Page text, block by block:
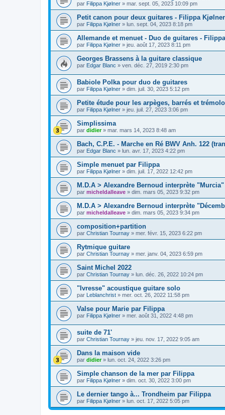
par Filippa Kjølner » mar. sept. 05, 2023 10:09 pm
Petit canon pour deux guitares - Filippa Kjølner
par Filippa Kjølner » lun. sept. 04, 2023 8:18 pm
Allemande et menuet - Duo de guitares -
par Filippa Kjølner » jeu. août 17, 2023 8:11 pm
Georges Brassens à la guitare classique
par Edgar Blanc » ven. déc. 27, 2019 2:30 pm
Babiole Polka pour duo de guitares
par Filippa Kjølner » dim. juil. 30, 2023 5:12 pm
Petite étude pour les arpèges, barrés et
par Filippa Kjølner » jeu. juil. 27, 2023 3:06 pm
Simplissima
par didier» mar. mars 14, 2023 8:48 am
Bach, C.P.E. - Marche en Ré BWV Anh. 122
par Edgar Blanc » lun. avr. 17, 2023 4:22 pm
Simple menuet par Filippa
par Filippa Kjølner » dim. juil. 17, 2022 12:42 pm
M.D.A > Alexandre Bernoud interprète
par micheldalleave » dim. mars 05, 2023 9:32 pm
M.D.A > Alexandre Bernoud interprète
par micheldalleave » dim. mars 05, 2023 9:34 pm
composition+partition
par Christian Tournay » mer. févr. 15, 2023 6:22 pm
Rytmique guitare
par Christian Tournay » mer. janv. 04, 2023 6:59 pm
Saint Michel 2022
par Christian Tournay » lun. déc. 26, 2022 10:24 pm
"Ivresse" acoustique guitare solo
par Leblanchrist » mer. oct. 26, 2022 11:58 pm
Valse pour Marie par Filippa
par Filippa Kjølner » mer. août 31, 2022 4:48 pm
suite de 71'
par Christian Tournay » jeu. nov. 17, 2022 9:05 am
Dans la maison vide
par didier» lun. oct. 24, 2022 3:26 pm
Simple chanson de la mer par Filippa
par Filippa Kjølner » dim. oct. 30, 2022 3:00 pm
Le dernier tango à... Trondheim par Filippa
par Filippa Kjølner » lun. oct. 17, 2022 5:05 pm